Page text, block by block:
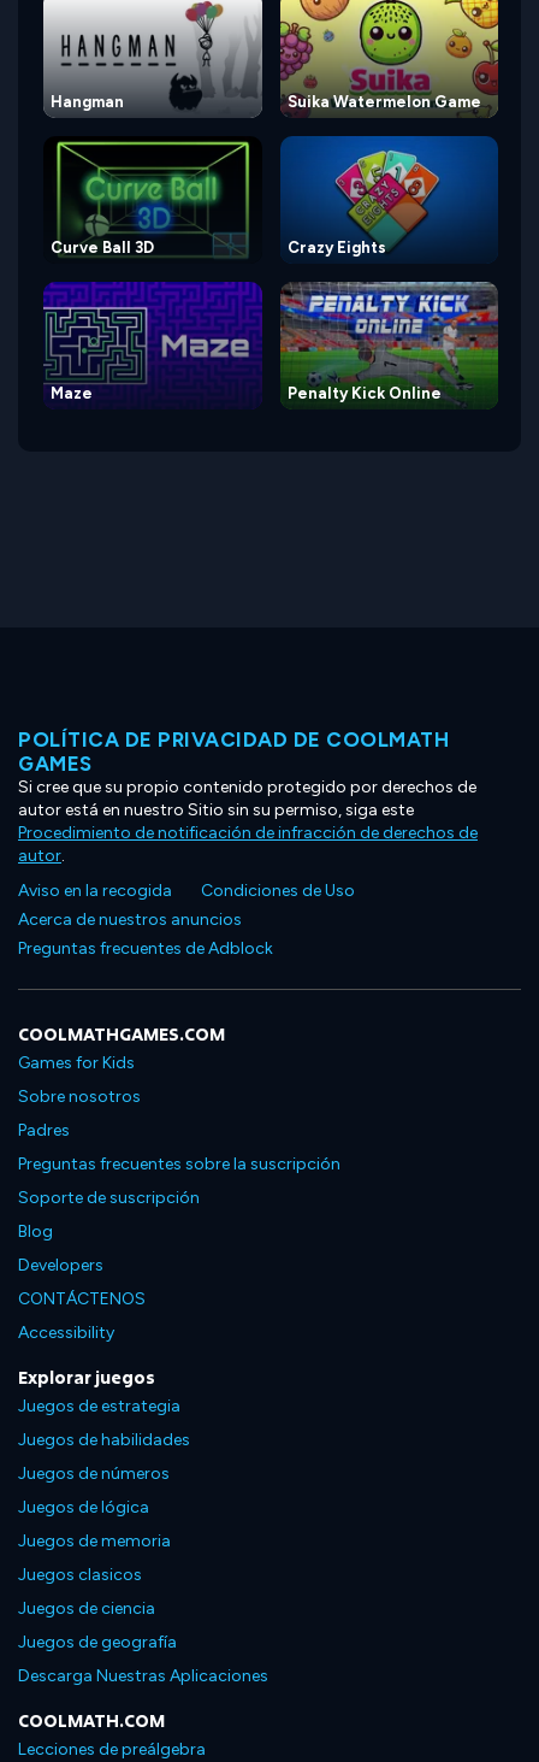
Hangman Suika Watermelon Game
Curve Ball 3D Crazy Eights
Maze Penalty Kick Online
POLÍTICA DE PRIVACIDAD DE COOLMATH
GAMES
Si cree que su propio contenido protegido por derechos de
autor está en nuestro Sitio sin su permiso, siga este
Procedimiento de notificación de infracción de derechos de
autor.
Aviso en la recogida
Condiciones de Uso
Acerca de nuestros anuncios
Preguntas frecuentes de Adblock
COOLMATHGAMES.COM
Games for Kids
Sobre nosotros
Padres
Preguntas frecuentes sobre la suscripción
Soporte de suscripción
Blog
Developers
CONTÁCTENOS
Accessibility
Explorar juegos
Juegos de estrategia
Juegos de habilidades
Juegos de números
Juegos de lógica
Juegos de memoria
Juegos clasicos
Juegos de ciencia
Juegos de geografía
Descarga Nuestras Aplicaciones
COOLMATH.COM
Lecciones de preálgebra